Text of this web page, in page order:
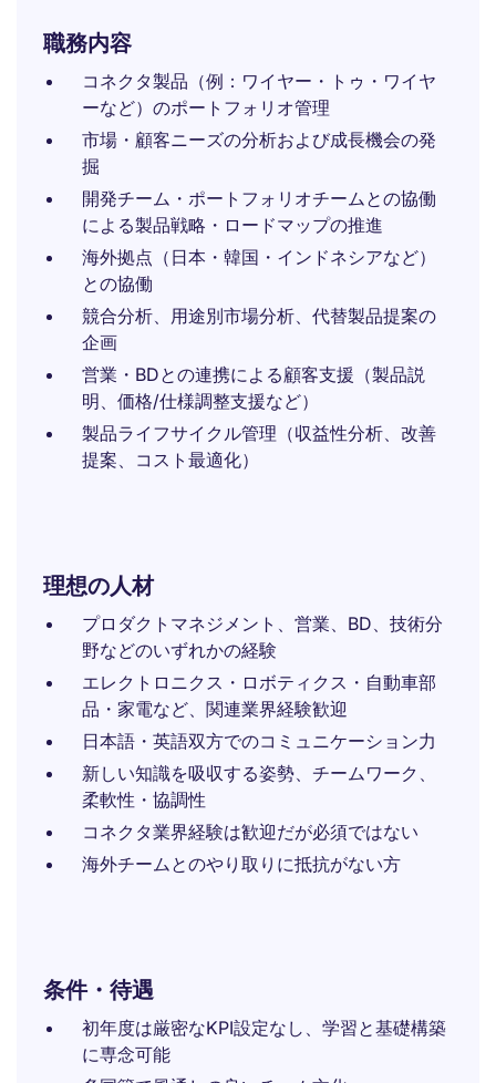
職務内容
コネクタ製品（例：ワイヤー・トゥ・ワイヤ
ーなど）のポートフォリオ管理
市場・顧客ニーズの分析および成長機会の発
掘
開発チーム・ポートフォリオチームとの協働
による製品戦略・ロードマップの推進
海外拠点（日本・韓国・インドネシアなど）
との協働
競合分析、用途別市場分析、代替製品提案の
企画
営業・BDとの連携による顧客支援（製品説
明、価格/仕様調整支援など）
製品ライフサイクル管理（収益性分析、改善
提案、コスト最適化）
理想の人材
プロダクトマネジメント、営業、BD、技術分
野などのいずれかの経験
エレクトロニクス・ロボティクス・自動車部
品・家電など、関連業界経験歓迎
日本語・英語双方でのコミュニケーション力
新しい知識を吸収する姿勢、チームワーク、
柔軟性・協調性
コネクタ業界経験は歓迎だが必須ではない
海外チームとのやり取りに抵抗がない方
条件・待遇
初年度は厳密なKPI設定なし、学習と基礎構築
に専念可能